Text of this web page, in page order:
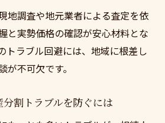
地調査や地元業者による査定を依
と実勢価格の確認が安心材料とな
トラブル回避には、地域に根差し
が不可欠です。
割トラブルを防ぐには